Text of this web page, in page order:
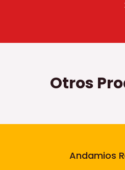
Otros
Andamios